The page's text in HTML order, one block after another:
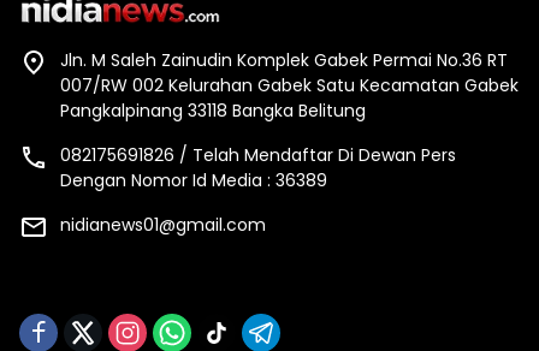
Jln. M Saleh Zainudin Komplek Gabek Permai No.36 RT
007/RW 002 Kelurahan Gabek Satu Kecamatan Gabek
Pangkalpinang 33118 Bangka Belitung
082175691826 / Telah Mendaftar Di Dewan Pers
Dengan Nomor Id Media : 36389
nidianews01@gmail.com